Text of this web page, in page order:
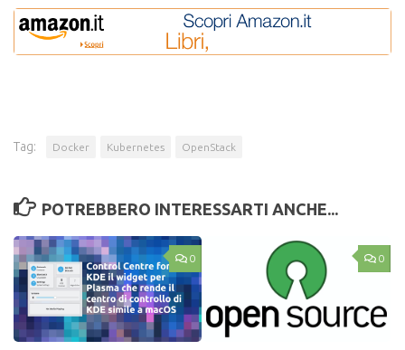
Tag: Docker Kubernetes OpenStack
POTREBBERO INTERESSARTI ANCHE...
0 0